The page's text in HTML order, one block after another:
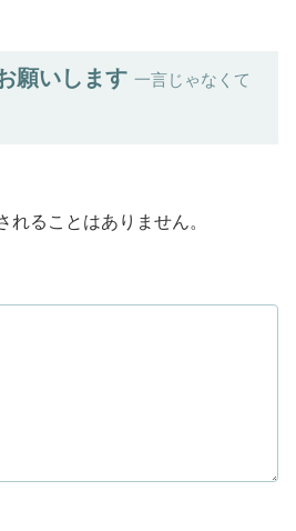
願いします 一言じゃなくて
れることはありません。